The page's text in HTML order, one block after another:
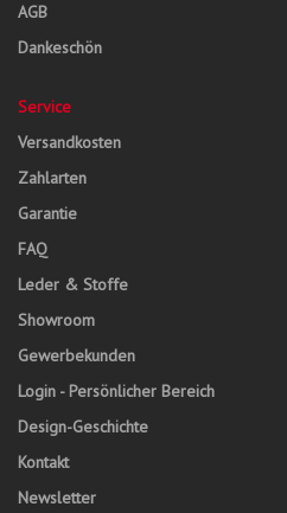
AGB
Dankeschön
Service
Versandkosten
Zahlarten
Garantie
FAQ
Leder & Stoffe
Showroom
Gewerbekunden
Login - Persönlicher Bereich
Design-Geschichte
Kontakt
Newsletter